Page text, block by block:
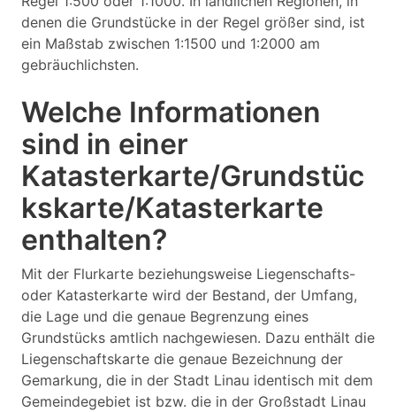
denen die Grundstücke in der Regel größer sind, ist
ein Maßstab zwischen 1:1500 und 1:2000 am
gebräuchlichsten.
Welche Informationen
sind in einer
Katasterkarte/Grundstüc
kskarte/Katasterkarte
enthalten?
Mit der Flurkarte beziehungsweise Liegenschafts-
oder Katasterkarte wird der Bestand, der Umfang,
die Lage und die genaue Begrenzung eines
Grundstücks amtlich nachgewiesen. Dazu enthält die
Liegenschaftskarte die genaue Bezeichnung der
Gemarkung, die in der Stadt Linau identisch mit dem
Gemeindegebiet ist bzw. die in der Großstadt Linau